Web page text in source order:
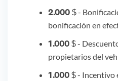
2.000 $-
bonificación en
1.000 $-
propietarios del
1.000 $- Incentivo